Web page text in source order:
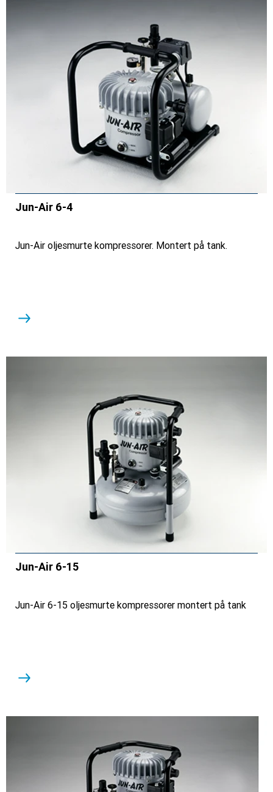
Jun-Air 6-4
Jun-Air oljesmurte kompressorer. Montert på tank.
Jun-Air 6-15
Jun-Air 6-15 oljesmurte kompressorer montert på tank